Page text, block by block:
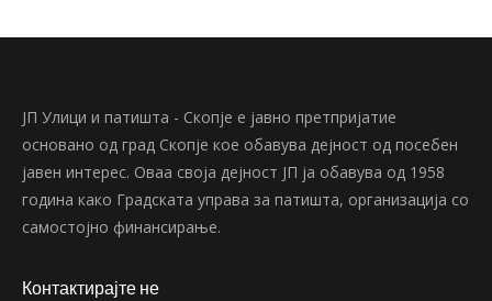
ЈП Улици и патишта - Скопје е јавно претпријатие
основано од град Скопје кое обавува дејност од посебен
јавен интерес. Оваа своја дејност ЈП ја обавува од 1958
година како Градската управа за патишта, организација со
самостојно финансирање.
Контактирајте не